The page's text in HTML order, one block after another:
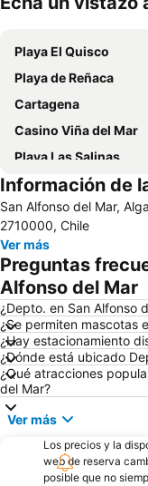
Playa El Quisco
Playa de Reñaca
Cartagena
Casino Viña del Mar
Playa Las Salinas
Estadio Sausalito
Mall Marina Arauco
Valparaíso Sporting
Festival Internacional de la
Plaza Sotomayor
Playa Acapulco
Playa Cochoa
Plaza José Francisco
Playa el Sol
Club Viña del Mar
Aeropuerto Viña del
Casa Museo de
Información de
San Alfonso del Mar,
2710000, Chile
Ver más
Preguntas
Alfonso del Mar
¿Depto. en San Alfonso
¿Se permiten mascotas
¿Hay estacionamiento
¿Dónde está ubicado
¿Qué atracciones
del Mar?
Ver más
Los precios y la
web de reserva
posible que no